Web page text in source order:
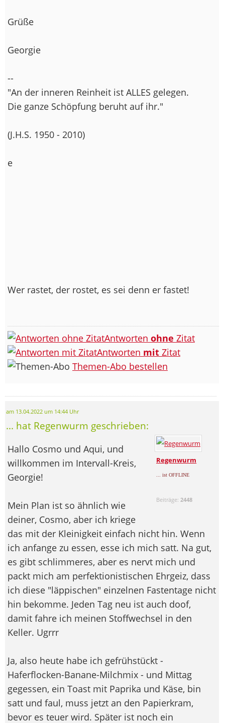
Grüße
Georgie
--
"An der inneren Reinheit ist ALLES gelegen.
Die ganze Schöpfung beruht auf ihr."
(J.H.S. 1950 - 2010)
e
Wer rastet, der rostet, es sei denn er fastet!
Antworten ohne Zitat
Antworten mit Zitat
Themen-Abo bestellen
am 13.04.2022 um 14:44 Uhr
... hat Regenwurm geschrieben:
Regenwurm
... ist OFFLINE
Beiträge: 2448
Hallo Cosmo und Aqui, und
willkommen im Intervall-Kreis,
Georgie!
Mein Plan ist so ähnlich wie
deiner, Cosmo, aber ich kriege
das mit der Kleinigkeit einfach nicht hin. Wenn
ich anfange zu essen, esse ich mich satt. Na gut,
es gibt schlimmeres, aber es nervt mich und
packt mich am perfektionistischen Ehrgeiz, dass
ich diese "läppischen" einzelnen Fastentage nicht
hin bekomme. Jeden Tag neu ist auch doof,
damit fahre ich meinen Stoffwechsel in den
Keller. Ugrrr
Ja, also heute habe ich gefrühstückt -
Haferflocken-Banane-Milchmix - und Mittag
gegessen, ein Toast mit Paprika und Käse, bin
satt und faul, muss jetzt an den Papierkram,
bevor es teuer wird. Später ist noch ein